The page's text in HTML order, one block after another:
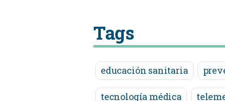
Tags
educación sanitaria
tecnología médica